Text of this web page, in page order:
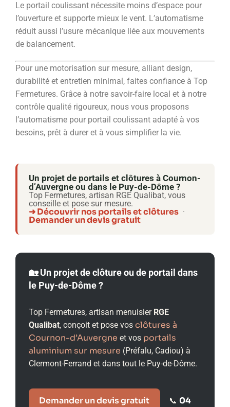
Le portail coulissant nécessite moins d’espace pour
l’ouverture et supporte mieux le vent. L’automatisme
réduit aussi l’usure mécanique liée aux mouvements
de balancement.
Pour une motorisation sur mesure, alliant design,
durabilité et entretien minimal, faites confiance à Top
Fermetures. Grâce à notre savoir-faire local et à notre
contrôle qualité rigoureux, nous vous proposons
l’automatisme pour portail coulissant adapté à vos
besoins, prêt à durer et à vous simplifier la vie.
Un projet de portails et clôtures à Cournon-
d’Auvergne ou dans le Puy-de-Dôme ?
Top Fermetures, artisan RGE Qualibat, vous
conseille et pose sur mesure.
➜ Découvrir nos portails et clôtures ·
Demander un devis gratuit
🏡 Un projet de clôture ou de portail dans
le Puy-de-Dôme ?
Top Fermetures, artisan menuisier RGE
Qualibat, conçoit et pose vos clôtures à
Cournon-d’Auvergne et vos portails
aluminium sur mesure (Préfalu, Cadiou) à
Clermont-Ferrand et dans tout le Puy-de-Dôme.
Demander un devis gratuit 📞 04